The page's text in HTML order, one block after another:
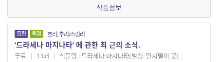
작품정보
엽편 독점 호러, 추리/스릴러
‘드라세나 마지나타’ 에 관한 최 근의 소식.
무료 | 13매 | 식물명 : 드라세나 마지나타(별칭: 먼지떨이 꽃)